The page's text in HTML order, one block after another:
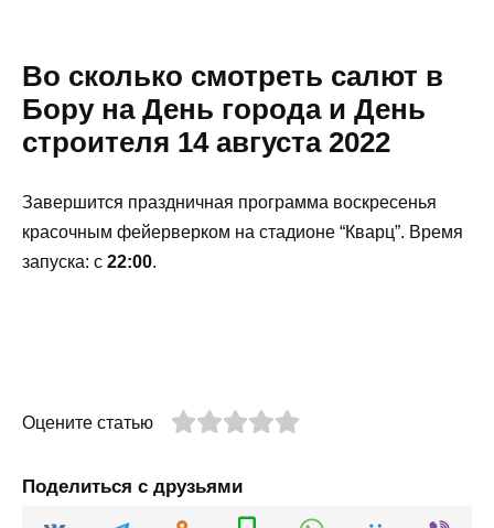
Во сколько смотреть салют в
Бору на День города и День
строителя 14 августа 2022
Завершится праздничная программа воскресенья
красочным фейерверком на стадионе “Кварц”. Время
запуска: с 22:00.
Оцените статью
Поделиться с друзьями